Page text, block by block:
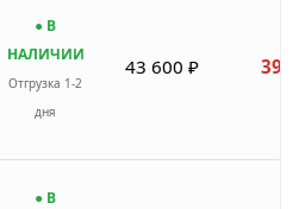
● В
НАЛИЧИИ
Отгрузка 1-2
дня
43 600 ₽ 39
● В